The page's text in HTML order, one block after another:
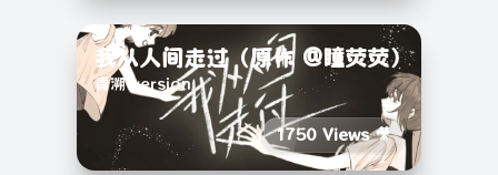
我从人间走过（原作 @瞳荧荧）
青溯 version
1750 Views 🎥